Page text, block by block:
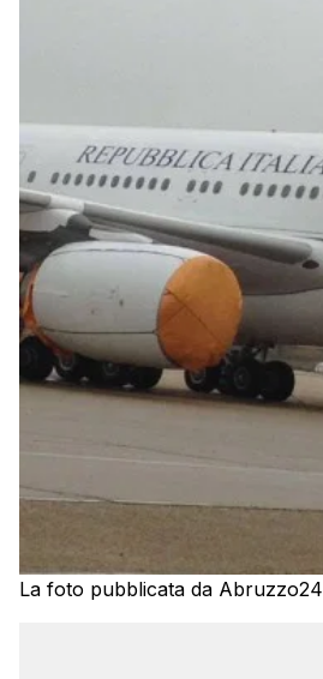
La foto pubblicata da Abruzzo24